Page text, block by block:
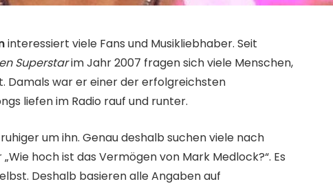
interessiert viele Fans und Musikliebhaber. Seit
Superstarim Jahr 2007 fragen sich viele Menschen,
Damals war er einer der erfolgreichsten
liefen im Radio rauf und runter.
um ihn. Genau deshalb suchen viele nach
hoch ist das Vermögen von Mark Medlock?“. Es
Deshalb basieren alle Angaben auf